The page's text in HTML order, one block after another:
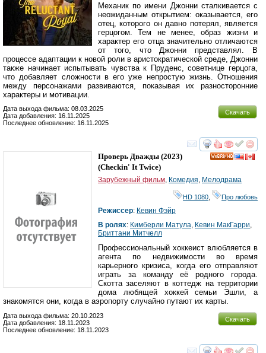
Механик по имени Джонни сталкивается с
неожиданным открытием: оказывается, его
отец, которого он давно потерял, является
герцогом. Тем не менее, образ жизни и
характер его отца значительно отличаются
от того, что Джонни представлял. В
процессе адаптации к новой роли в аристократической среде, Джонни
также начинает испытывать чувства к Пруденс, советнице герцога,
что добавляет сложности в его уже непростую жизнь. Отношения
между персонажами развиваются, показывая их разносторонние
характеры и мотивации.
Скачать
Дата выхода фильма: 08.03.2025
Дата добавления: 16.11.2025
Последнее обновление: 16.11.2025
смотреть
Проверь Дважды (2023)
(Checkin' It Twice)
Зарубежный фильм, Комедия, Мелодрама
HD 1080, Про любовь
Режиссер: Кевин Фэйр
В ролях: Кимберли Матула, Кевин МакГарри,
Бриттани Митчелл
Профессиональный хоккеист влюбляется в
агента по недвижимости во время
карьерного кризиса, когда его отправляют
играть за команду её родного города.
Скотта заселяют в коттедж на территории
дома любящей хоккей семьи Эшли, а
знакомятся они, когда в аэропорту случайно путают их карты.
Скачать
Дата выхода фильма: 20.10.2023
Дата добавления: 18.11.2023
Последнее обновление: 18.11.2023